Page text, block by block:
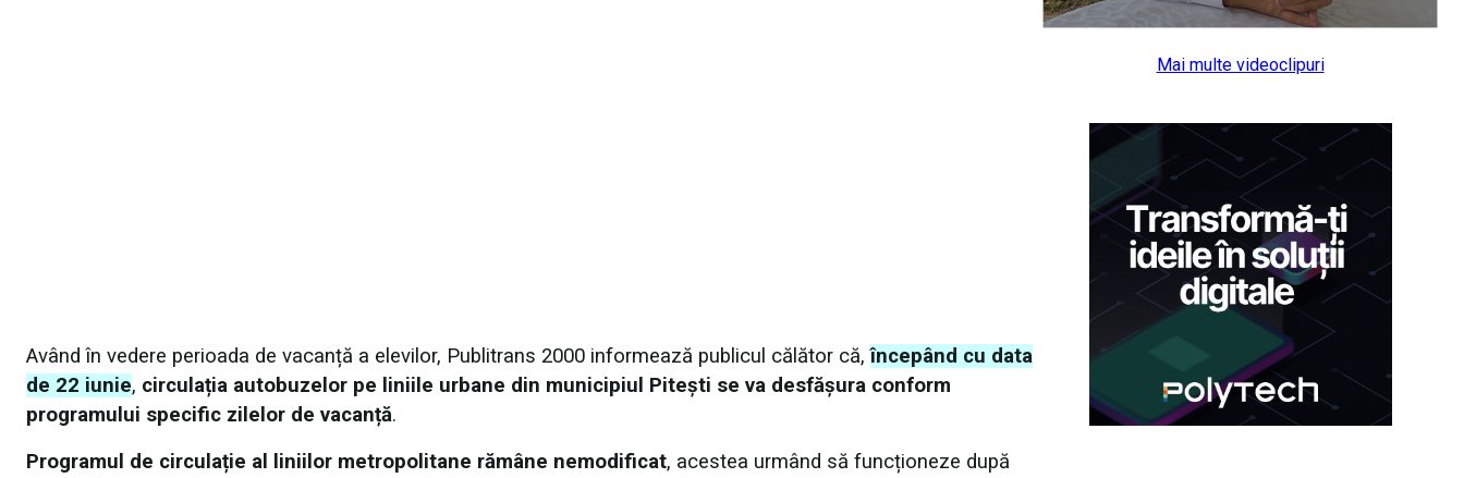
Având în vedere perioada de vacanță a elevilor, Publitrans 2000 informează publicul călător că,începând cu data
de 22 iunie, circulația autobuzelor pe liniile urbane din municipiul Pitești se va desfășura conform
programului specific zilelor de vacanță.
Programul de circulație al liniilor metropolitane rămâne nemodificat, acestea urmând să funcționeze după
Mai multe videoclipuri